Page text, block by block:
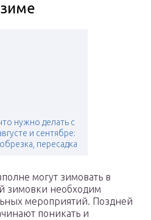
нужно делать с
и сентябре:
пересадка
могут зимовать в
зимовки необходим
мероприятий. Поздней
поникать и